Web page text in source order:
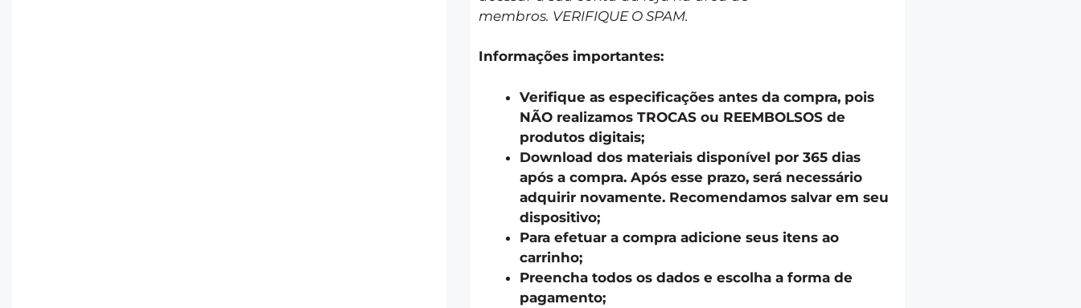
membros. VERIFIQUE O SPAM.
Informações importantes:
Verifique as especificações antes da compra, pois
NÃO realizamos TROCAS ou REEMBOLSOS de
produtos digitais;
Download dos materiais disponível por 365 dias
após a compra. Após esse prazo, será necessário
adquirir novamente. Recomendamos salvar em seu
dispositivo;
Para efetuar a compra adicione seus itens ao
carrinho;
Preencha todos os dados e escolha a forma de
pagamento;